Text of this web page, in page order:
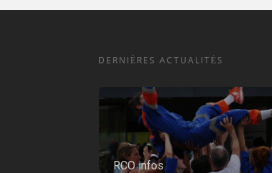
DERNIÈRES ACTUALITÉS
RCO infos